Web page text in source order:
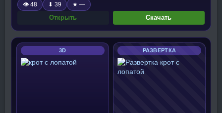
👁 48 ⬇ 39 ★ —
Открыть Скачать
3D РАЗВЕРТКА